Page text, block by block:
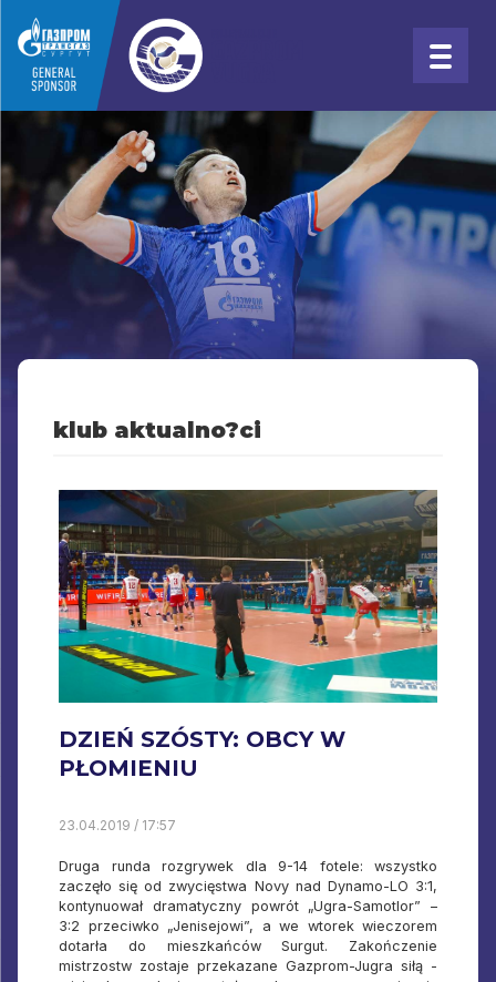
klub aktualno?ci
DZIEŃ SZÓSTY: OBCY W
PŁOMIENIU
23.04.2019 / 17:57
Druga runda rozgrywek dla 9-14 fotele: wszystko
zaczęło się od zwycięstwa Novy nad Dynamo-LO 3:1,
kontynuował dramatyczny powrót „Ugra-Samotlor” –
3:2 przeciwko „Jenisejowi”, a we wtorek wieczorem
dotarła do mieszkańców Surgut. Zakończenie
mistrzostw zostaje przekazane Gazprom-Jugra siłą -